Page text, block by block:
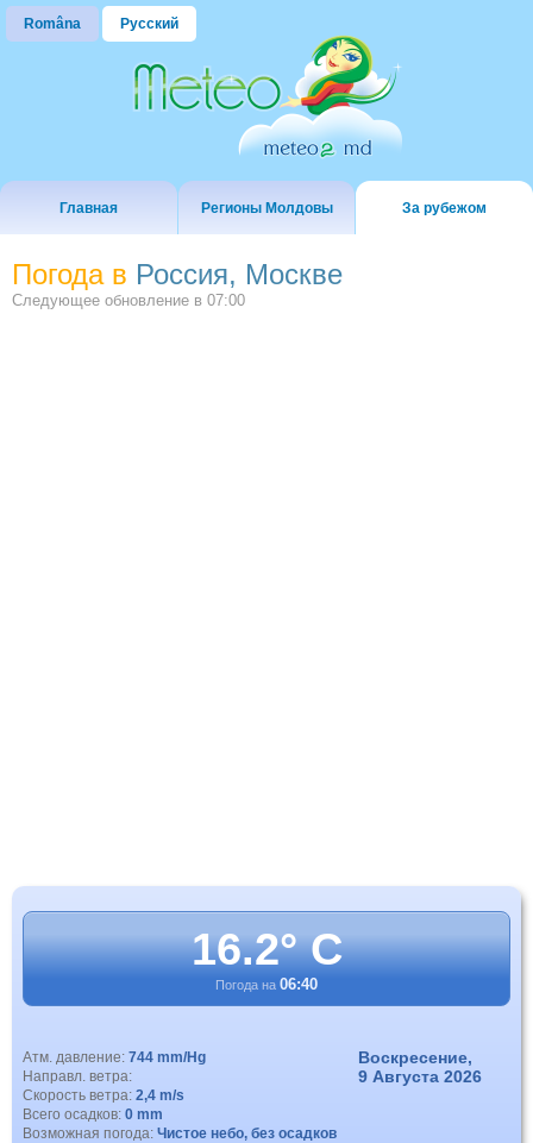
Româna Русский
Главная Регионы Молдовы За рубежом
Погода в Россия, Москве
Следующее обновление в 07:00
16.2° C
Погода на 06:40
Атм. давление: 744 mm/Hg
Направл. ветра:
Скорость ветра: 2,4 m/s
Всего осадков: 0 mm
Возможная погода: Чистое небо, без осадков
Воскресение,
9 Августа 2026